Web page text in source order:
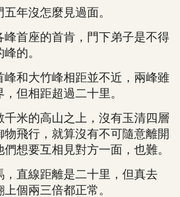
年沒怎麼見過面。
首座的首肯，門下弟子是不得
的。
和大竹峰相距並不近，兩峰雖
但相距超過二十里。
米的高山之上，沒有玉清四層
物飛行，就算沒有不可隨意離開
想要互相見對方一面，也難。
直線距離是二十里，但真去
個兩三倍都正常。